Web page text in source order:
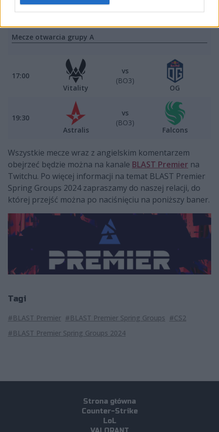
14:30
(BO3)
Mecze otwarcia grupy A
17:00
Vitality
vs
(BO3)
OG
19:30
Astralis
vs
(BO3)
Falcons
Wszystkie mecze wraz z angielskim komentarzem
obejrzeć będzie można na kanale BLAST Premier na
Twitchu. Po więcej informacji na temat BLAST Premier
Spring Groups 2024 zapraszamy do naszej relacji, do
której przejść można po naciśnięciu na poniższy baner.
Tagi
#BLAST Premier #BLAST Premier Spring Groups #CS2
#BLAST Premier Spring Groups 2024
Strona główna
Counter-Strike
LoL